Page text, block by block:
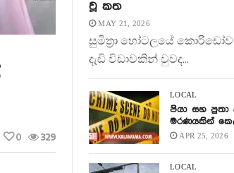
329
0
වූ කත
MAY 21, 2026
සුමිත්‍රා හෝටලයේ කොරිඩෝව
දැඩි විඩාවකින් වුවද...
LOCAL
පියා සහ
මරණයකින්
APR 25, 2026
LOCAL